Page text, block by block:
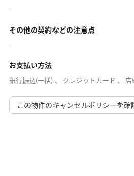
-
その他の契約などの注意点
-
お支払い方法
銀行振込(一括) 、 クレジットカード 、 店
この物件のキャンセルポリシーを確